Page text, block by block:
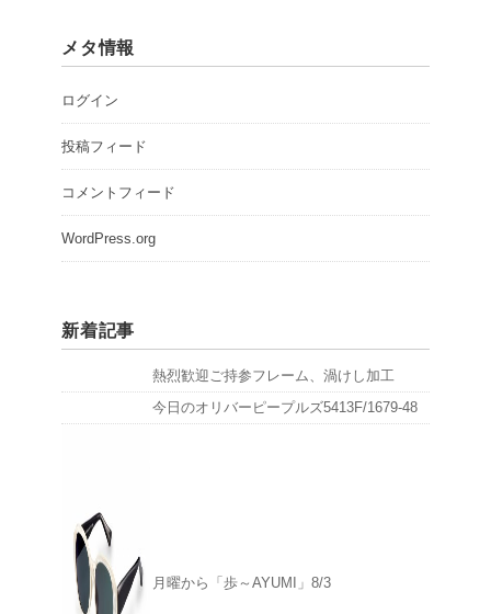
メタ情報
ログイン
投稿フィード
コメントフィード
WordPress.org
新着記事
熱烈歓迎ご持参フレーム、渦けし加工
今日のオリバーピープルズ5413F/1679-48
月曜から「歩～AYUMI」8/3